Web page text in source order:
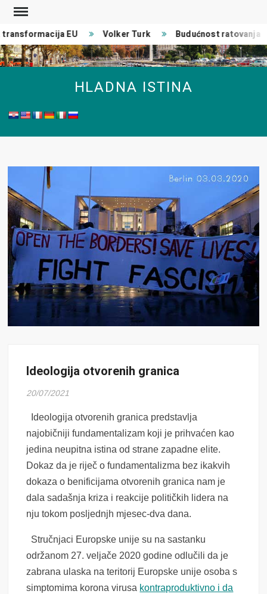
Skip
content
EU Volker Turk Budućnost ratovanja
HLADNA ISTINA
Ideologija otvorenih granica
20/07/2021
Ideologija otvorenih granica predstavlja
najobičniji fundamentalizam koji je prihvaćen kao
jedina neupitna istina od strane zapadne elite.
Dokaz da je riječ o fundamentalizma bez ikakvih
dokaza o benificijama otvorenih granica nam je
dala sadašnja kriza i reakcije političkih lidera na
nju tokom posljednjh mjesec-dva dana.
Stručnjaci Europske unije su na sastanku
održanom 27. veljače 2020 godine odlučili da je
zabrana ulaska na teritorij Europske unije osoba s
simptomima korona virusa kontraproduktivno i da